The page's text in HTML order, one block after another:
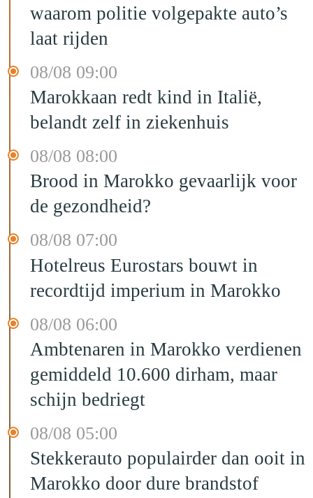
waarom politie volgepakte auto’s
laat rijden
08/08 09:00
Marokkaan redt kind in Italië,
belandt zelf in ziekenhuis
08/08 08:00
Brood in Marokko gevaarlijk voor
de gezondheid?
08/08 07:00
Hotelreus Eurostars bouwt in
recordtijd imperium in Marokko
08/08 06:00
Ambtenaren in Marokko verdienen
gemiddeld 10.600 dirham, maar
schijn bedriegt
08/08 05:00
Stekkerauto populairder dan ooit in
Marokko door dure brandstof